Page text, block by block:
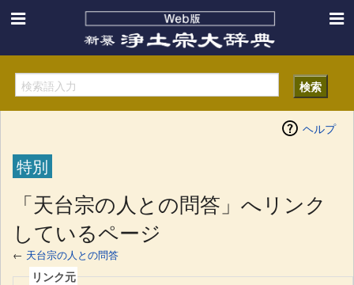
ヘルプ
特別
「天台宗の人との問答」へリンク
しているページ
← 天台宗の人との問答
リンク元